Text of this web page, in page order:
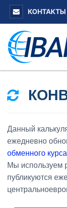
КОНТАКТЫ
Данный
ежедневно
обменного курса
Мы используем
публикуются